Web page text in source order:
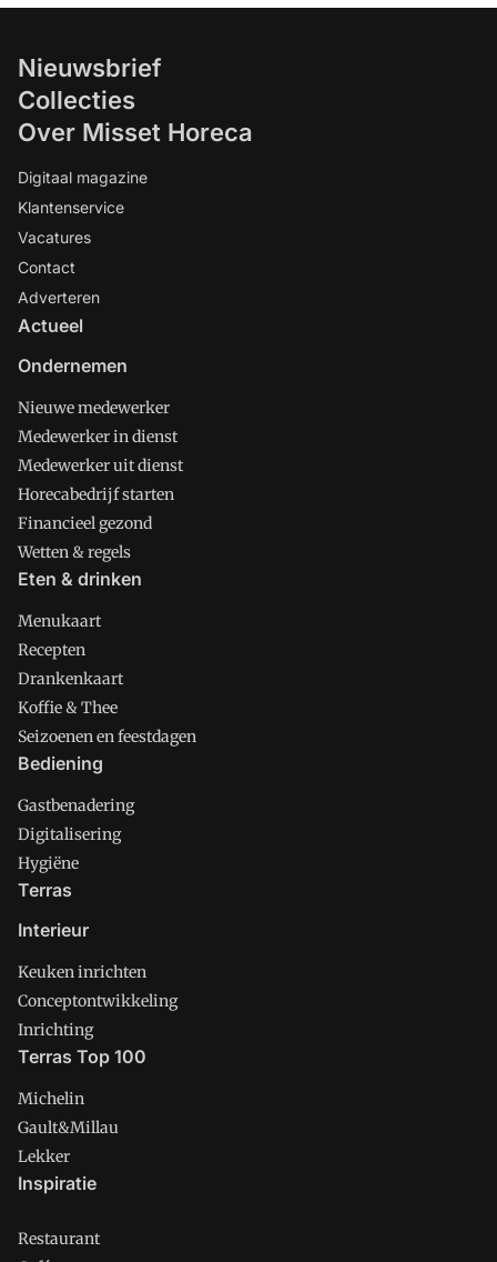
Nieuwsbrief
Collecties
Over Misset Horeca
Digitaal magazine
Klantenservice
Vacatures
Contact
Adverteren
Actueel
Ondernemen
Nieuwe medewerker
Medewerker in dienst
Medewerker uit dienst
Horecabedrijf starten
Financieel gezond
Wetten & regels
Eten & drinken
Menukaart
Recepten
Drankenkaart
Koffie & Thee
Seizoenen en feestdagen
Bediening
Gastbenadering
Digitalisering
Hygiëne
Terras
Interieur
Keuken inrichten
Conceptontwikkeling
Inrichting
Terras Top 100
Michelin
Gault&Millau
Lekker
Inspiratie
Restaurant